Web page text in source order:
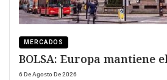
MERCADOS
BOLSA: Europa mantiene
6 De Agosto De 2026